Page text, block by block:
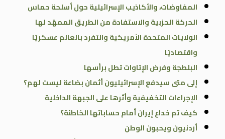
المفاوضات، والأكاذيب الإسرائيلية حول أسلحة حماس
الحركة الحزبية والاستفادة من الطريق الممهّد لها
الولايات المتحدة الأمريكية والتفرد بالعالم عسكريًا
واقتصاديًا
البلطجة وفرض الإتاوات تطل برأسها
إلى متى سيدفع الإسرائيليون أثمان بضاعة ليست لهم؟
الإجراءات التخفيفية وأثرها على الجبهة الداخلية
كيف تم خداع إيران أمام حساباتها الخاطئة؟
أردنيون ويحبون الوطن